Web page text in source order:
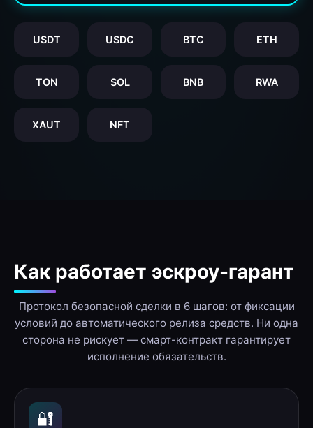
USDT USDC BTC ETH
TON SOL BNB RWA
XAUT NFT
Как работает эскроу-гарант
Протокол безопасной сделки в 6 шагов: от фиксации
условий до автоматического релиза средств. Ни одна
сторона не рискует — смарт-контракт гарантирует
исполнение обязательств.
🔐